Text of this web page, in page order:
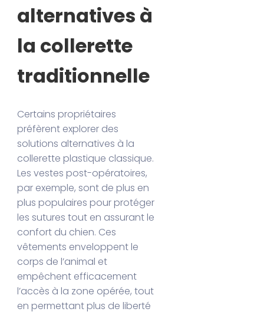
alternatives à
la collerette
traditionnelle
Certains propriétaires
préfèrent explorer des
solutions alternatives à la
collerette plastique classique.
Les vestes post-opératoires,
par exemple, sont de plus en
plus populaires pour protéger
les sutures tout en assurant le
confort du chien. Ces
vêtements enveloppent le
corps de l’animal et
empêchent efficacement
l’accès à la zone opérée, tout
en permettant plus de liberté